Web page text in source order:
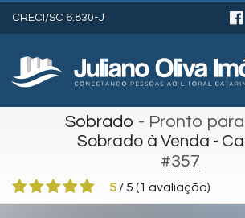
CRECI/SC 6.830-J
Sobrado - Pronto
Sobrado à Venda -
#357
5 /5 (1 avaliação)